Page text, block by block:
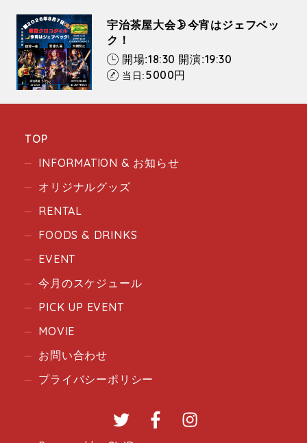
宇治茶屋大会🌛今宵はジェフベッ
ク！
開場:18:30 開演:19:30
当日:5000円
TOP
INFORMATION & お知らせ
オリジナルグッズ
RENTAL
FOODS & DRINKS
EVENT
今月のスケジュール
PICK UP EVENT
MOVIE
お問い合わせ
プライバシーポリシー
Twitter Facebook